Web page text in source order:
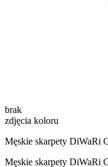
brak
zdjęcia koloru
Męskie skarpety DiWaRi
Męskie skarpety DiWaRi